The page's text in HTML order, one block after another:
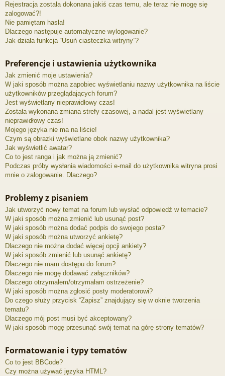
Rejestracja została dokonana jakiś czas temu, ale teraz nie mogę się
zalogować?!
Nie pamiętam hasła!
Dlaczego następuje automatyczne wylogowanie?
Jak działa funkcja “Usuń ciasteczka witryny”?
Preferencje i ustawienia użytkownika
Jak zmienić moje ustawienia?
W jaki sposób można zapobiec wyświetlaniu nazwy użytkownika na liście
użytkowników przeglądających forum?
Jest wyświetlany nieprawidłowy czas!
Została wykonana zmiana strefy czasowej, a nadal jest wyświetlany
nieprawidłowy czas!
Mojego języka nie ma na liście!
Czym są obrazki wyświetlane obok nazwy użytkownika?
Jak wyświetlić awatar?
Co to jest ranga i jak można ją zmienić?
Podczas próby wysłania wiadomości e-mail do użytkownika witryna prosi
mnie o zalogowanie. Dlaczego?
Problemy z pisaniem
Jak utworzyć nowy temat na forum lub wysłać odpowiedź w temacie?
W jaki sposób można zmienić lub usunąć post?
W jaki sposób można dodać podpis do swojego posta?
W jaki sposób można utworzyć ankietę?
Dlaczego nie można dodać więcej opcji ankiety?
W jaki sposób zmienić lub usunąć ankietę?
Dlaczego nie mam dostępu do forum?
Dlaczego nie mogę dodawać załączników?
Dlaczego otrzymałem/otrzymałam ostrzeżenie?
W jaki sposób można zgłosić posty moderatorowi?
Do czego służy przycisk “Zapisz” znajdujący się w oknie tworzenia
tematu?
Dlaczego mój post musi być akceptowany?
W jaki sposób mogę przesunąć swój temat na górę strony tematów?
Formatowanie i typy tematów
Co to jest BBCode?
Czy można używać języka HTML?